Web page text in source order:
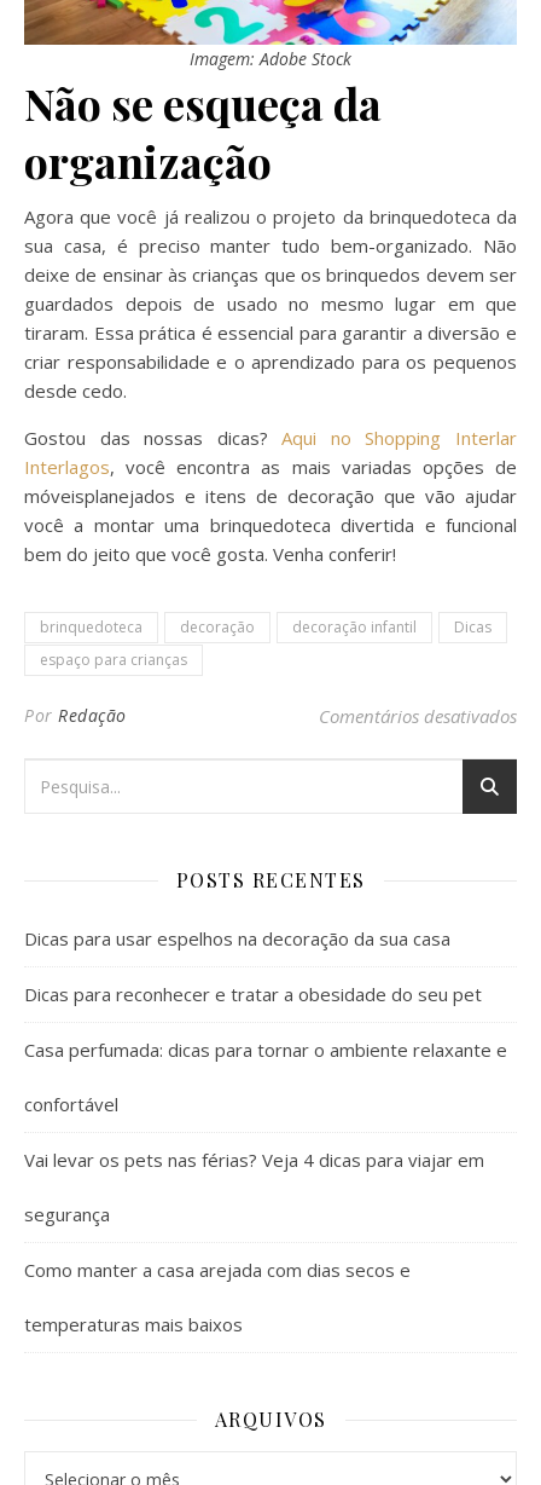
Imagem: Adobe Stock
Não se esqueça da
organização
Agora que você já realizou o projeto da brinquedoteca da
sua casa, é preciso manter tudo bem-organizado. Não
deixe de ensinar às crianças que os brinquedos devem ser
guardados depois de usado no mesmo lugar em que
tiraram. Essa prática é essencial para garantir a diversão e
criar responsabilidade e o aprendizado para os pequenos
desde cedo.
Gostou das nossas dicas?Aqui no Shopping Interlar
Interlagos, você encontra as mais variadas opções de
móveisplanejados e itens de decoração que vão ajudar
você a montar uma brinquedoteca divertida e funcional
bem do jeito que você gosta. Venha conferir!
brinquedoteca decoração decoração infantil
Dicas
espaço para crianças
Por Redação Comentários desativados
POSTS RECENTES
Dicas para usar espelhos na decoração da sua casa
Dicas para reconhecer e tratar a obesidade do seu pet
Casa perfumada: dicas para tornar o ambiente relaxante e
confortável
Vai levar os pets nas férias? Veja 4 dicas para viajar em
segurança
Como manter a casa arejada com dias secos e
temperaturas mais baixos
ARQUIVOS